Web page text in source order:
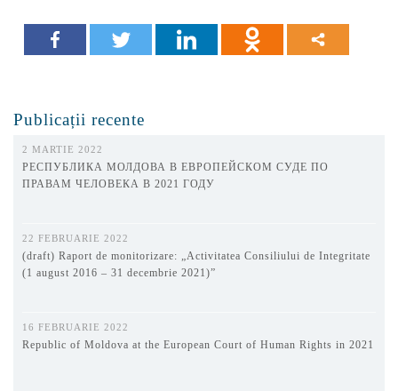
Publicații recente
2 MARTIE 2022
РЕСПУБЛИКА МОЛДОВА В ЕВРОПЕЙСКОМ СУДЕ ПО
ПРАВАМ ЧЕЛОВЕКА В 2021 ГОДУ
22 FEBRUARIE 2022
(draft) Raport de monitorizare: „Activitatea Consiliului de Integritate
(1 august 2016 – 31 decembrie 2021)”
16 FEBRUARIE 2022
Republic of Moldova at the European Court of Human Rights in 2021